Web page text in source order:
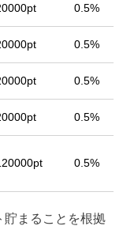
0.5%
0.5%
0.5%
0.5%
0.5%
貯まることを根拠